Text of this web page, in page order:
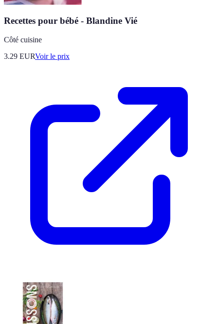
Recettes pour bébé - Blandine Vié
Côté cuisine
3.29 EURVoir le prix